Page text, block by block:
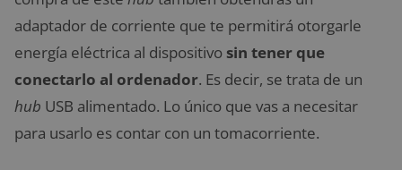
adaptador de corriente que te permitirá otorgarle
energía eléctrica al dispositivo sin tener que
conectarlo al ordenador. Es decir, se trata de un
hub USB alimentado. Lo único que vas a necesitar
para usarlo es contar con un tomacorriente.